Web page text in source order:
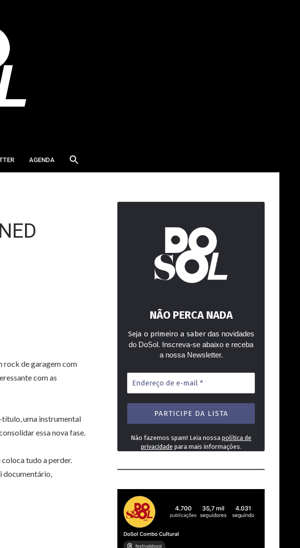
AGENDA
rock de garagem com
com as
título, uma instrumental
essa nova fase.
tudo a perder.
documentário,
NÃO PERCA NADA
Seja o primeiro a saberdas novidades
do DoSol. Inscreva-se abaixo e receba
a nossa Newsletter.
Endereço
de
e-
mail
Não fazemos spam! Leia nossa política de
privacidade para mais informações.